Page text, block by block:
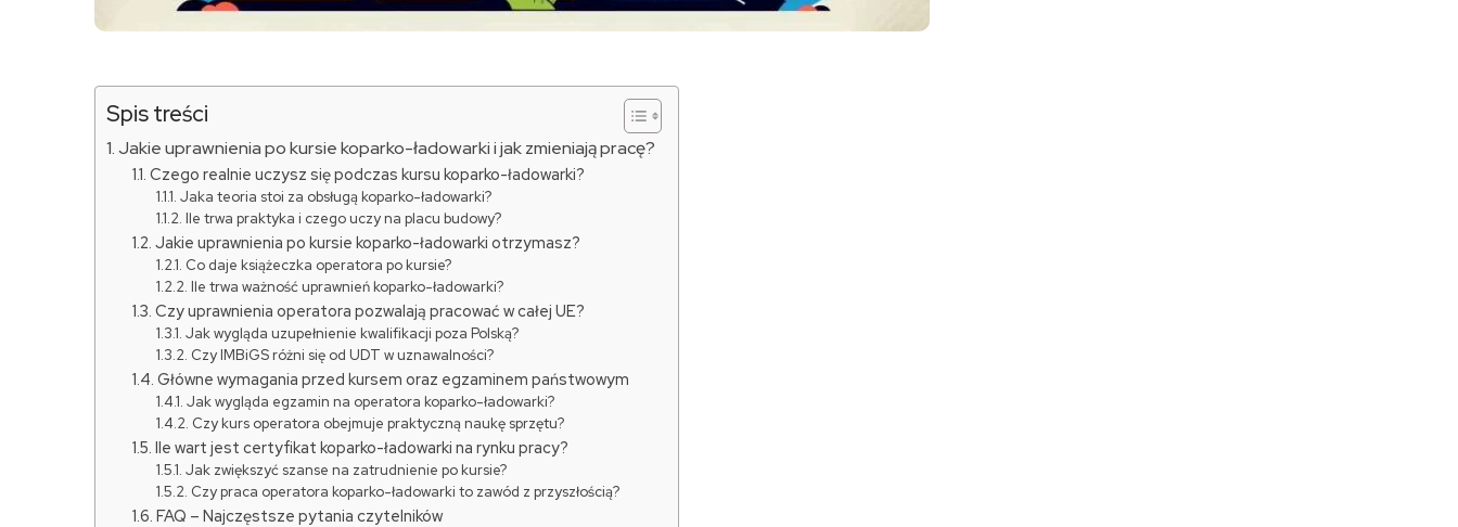
Spis treści
Jakie uprawnienia po kursie koparko-ładowarki i jak zmieniają pracę?
Czego realnie uczysz się podczas kursu koparko-ładowarki?
Jaka teoria stoi za obsługą koparko-ładowarki?
Ile trwa praktyka i czego uczy na placu budowy?
Jakie uprawnienia po kursie koparko-ładowarki otrzymasz?
Co daje książeczka operatora po kursie?
Ile trwa ważność uprawnień koparko-ładowarki?
Czy uprawnienia operatora pozwalają pracować w całej UE?
Jak wygląda uzupełnienie kwalifikacji poza Polską?
Czy IMBiGS różni się od UDT w uznawalności?
Główne wymagania przed kursem oraz egzaminem państwowym
Jak wygląda egzamin na operatora koparko-ładowarki?
Czy kurs operatora obejmuje praktyczną naukę sprzętu?
Ile wart jest certyfikat koparko-ładowarki na rynku pracy?
Jak zwiększyć szanse na zatrudnienie po kursie?
Czy praca operatora koparko-ładowarki to zawód z przyszłością?
FAQ – Najczęstsze pytania czytelników